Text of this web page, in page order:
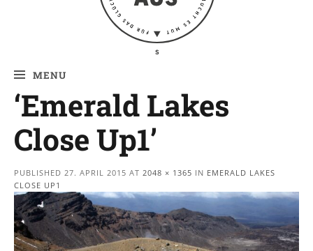
MENU
‘Emerald Lakes
Close Up1’
PUBLISHED 27. APRIL 2015 AT 2048 × 1365 IN EMERALD LAKES
CLOSE UP1